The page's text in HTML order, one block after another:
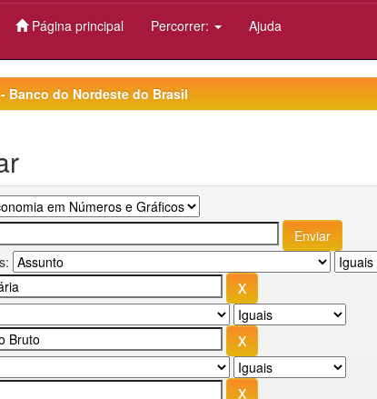
Página principal Percorrer: Ajuda
Banco do Nordeste do Brasil